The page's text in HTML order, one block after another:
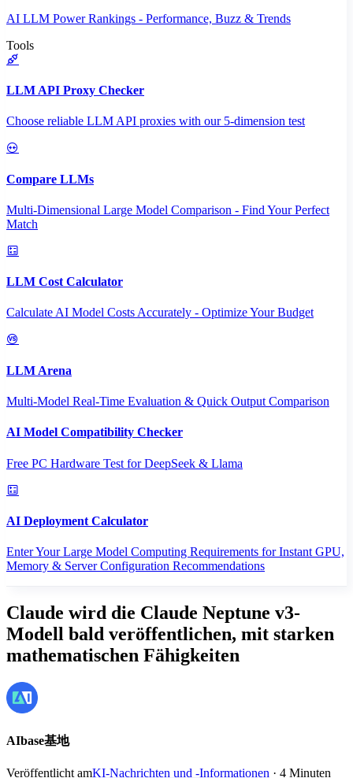
AI LLM Power Rankings - Performance, Buzz & Trends
Tools
LLM API Proxy Checker
Choose reliable LLM API proxies with our 5-dimension test
Compare LLMs
Multi-Dimensional Large Model Comparison - Find Your Perfect
Match
LLM Cost Calculator
Calculate AI Model Costs Accurately - Optimize Your Budget
LLM Arena
Multi-Model Real-Time Evaluation & Quick Output Comparison
AI Model Compatibility Checker
Free PC Hardware Test for DeepSeek & Llama
AI Deployment Calculator
Enter Your Large Model Computing Requirements for Instant GPU,
Memory & Server Configuration Recommendations
Claude wird die Claude Neptune v3-
Modell bald veröffentlichen, mit starken
mathematischen Fähigkeiten
AIbase基地
Veröffentlicht amKI-Nachrichten und -Informationen · 4 Minuten